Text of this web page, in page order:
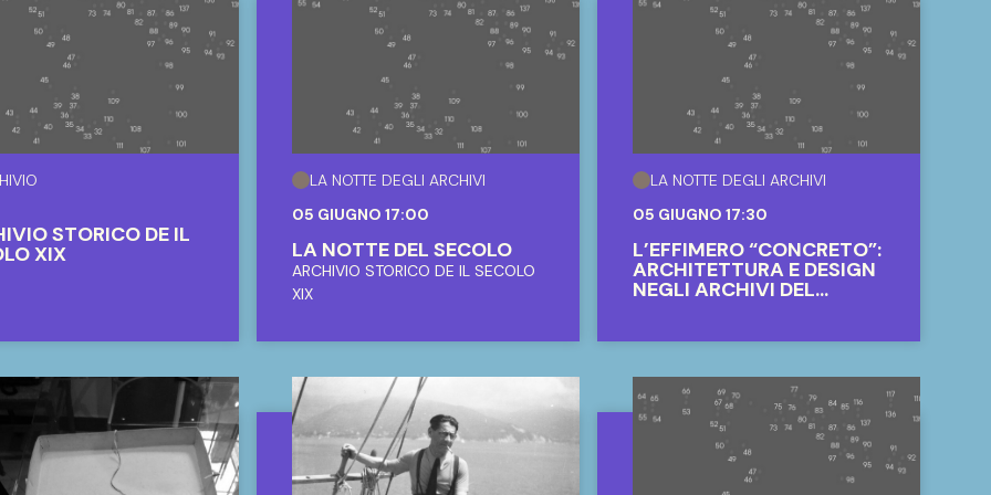
ARCHIVIO DI STATO DI
IMPERIA E SEZIONI DI
SANREMO E VENTIMIGLIA
ARCHIVIO
SOPRINTENDENZA
ARCHIVISTICA E
BIBLIOGRAFICA DELLA
LIGURIA - ARCHIVIO DI
STATO DI GENOVA
LA NOTTE DEGLI ARCHIVI
05 GIUGNO 17:00
LA NOTTE DEL SECOLO